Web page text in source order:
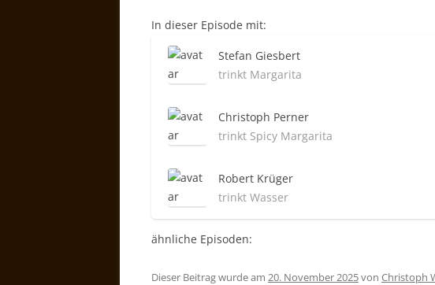
In dieser Episode mit:
Stefan Giesbert
trinkt Margarita
Christoph Perner
trinkt Spicy Margarita
Robert Krüger
trinkt Wasser
ähnliche Episoden:
Dieser Beitrag wurde am 20. November 2025von Christoph